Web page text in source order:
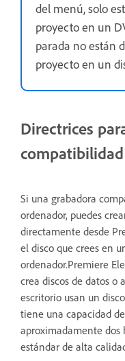
del menú, solo
proyecto en un
parada no están
proyecto en un
Directrices
compatibilidad
Si una grabadora
ordenador, puedes
directamente desde
el disco que crees en
ordenador.Premiere
crea discos de datos o
escritorio usan un
tiene una capacidad
aproximadamente dos
estándar de alta